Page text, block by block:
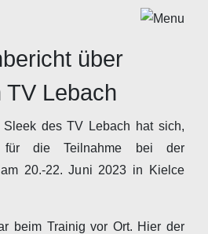
über
TV Lebach
Sleek des TV Lebach hat sich,
die Teilnahme bei der
am 20.-22. Juni 2023 in Kielce
beim Trainig vor Ort. Hier der